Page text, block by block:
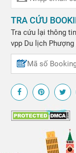
TRA CỨU
Tra cứu lại thông
vpp Du lịch